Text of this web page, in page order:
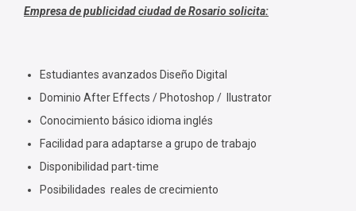
Empresa de publicidad ciudad de Rosario solicita:
Estudiantes avanzados Diseño Digital
Dominio After Effects / Photoshop / Ilustrator
Conocimiento básico idioma inglés
Facilidad para adaptarse a grupo de trabajo
Disponibilidad part-time
Posibilidades reales de crecimiento